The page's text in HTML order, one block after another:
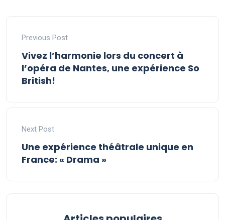
Previous Post
Vivez l’harmonie lors du concert à
l’opéra de Nantes, une expérience So
British!
Next Post
Une expérience théâtrale unique en
France: « Drama »